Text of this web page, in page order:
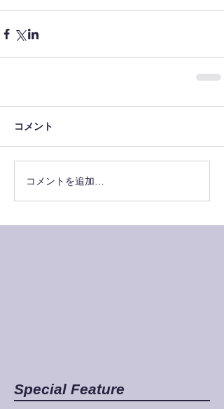
コメント
コメントを追加…
Special Feature